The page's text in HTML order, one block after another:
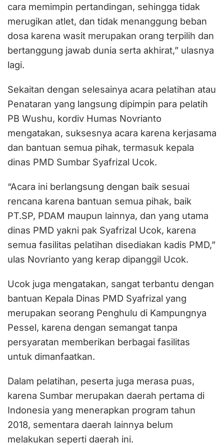
cara memimpin pertandingan, sehingga tidak
merugikan atlet, dan tidak menanggung beban
dosa karena wasit merupakan orang terpilih dan
bertanggung jawab dunia serta akhirat,” ulasnya
lagi.
Sekaitan dengan selesainya acara pelatihan atau
Penataran yang langsung dipimpin para pelatih
PB Wushu, kordiv Humas Novrianto
mengatakan, suksesnya acara karena kerjasama
dan bantuan semua pihak, termasuk kepala
dinas PMD Sumbar Syafrizal Ucok.
“Acara ini berlangsung dengan baik sesuai
rencana karena bantuan semua pihak, baik
PT.SP, PDAM maupun lainnya, dan yang utama
dinas PMD yakni pak Syafrizal Ucok, karena
semua fasilitas pelatihan disediakan kadis PMD,”
ulas Novrianto yang kerap dipanggil Ucok.
Ucok juga mengatakan, sangat terbantu dengan
bantuan Kepala Dinas PMD Syafrizal yang
merupakan seorang Penghulu di Kampungnya
Pessel, karena dengan semangat tanpa
persyaratan memberikan berbagai fasilitas
untuk dimanfaatkan.
Dalam pelatihan, peserta juga merasa puas,
karena Sumbar merupakan daerah pertama di
Indonesia yang menerapkan program tahun
2018, sementara daerah lainnya belum
melakukan seperti daerah ini.